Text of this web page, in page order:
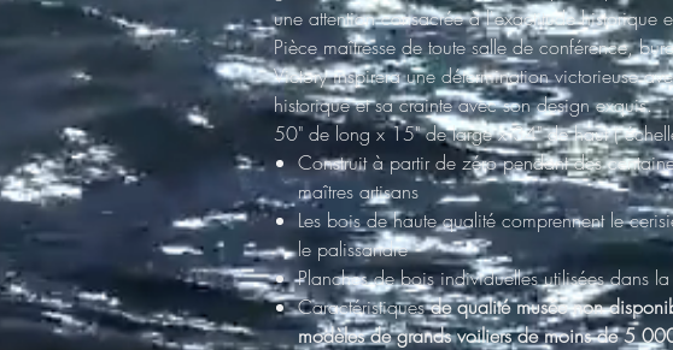
une attention consacrée à l'exactitude historique
Pièce maîtresse de toute salle de conférence,
Victory inspirera une détermination victorieuse
historique et sa crainte avec son design exquis.
50" de long x 15" de large x 34" de haut (
Construit à partir de zéro pendant des
maîtres artisans
Les bois de haute qualité comprennent le
le palissandre
Planches de bois individuelles utilisées dans
Caractéristiquesde qualité musée non
modèles de grands voiliers de moins de 5